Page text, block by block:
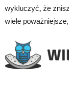
wykluczyć, że
wiele